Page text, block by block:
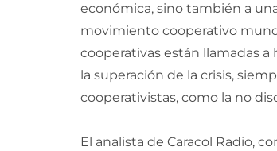
económica, sino también a
movimiento cooperativo
cooperativas están llamadas
la superación de la crisis,
cooperativistas, como la no
El analista de Caracol Radio,